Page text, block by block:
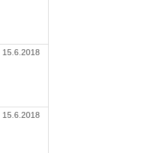
15.6.2018
15.6.2018